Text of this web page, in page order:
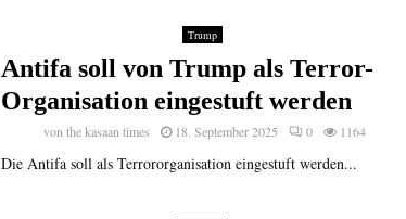
Trump
Antifa soll von Trump als Terror-
Organisation eingestuft werden
vonthe kasaan times 18. September 2025 0 1164
Die Antifa soll als Terrororganisation eingestuft werden...